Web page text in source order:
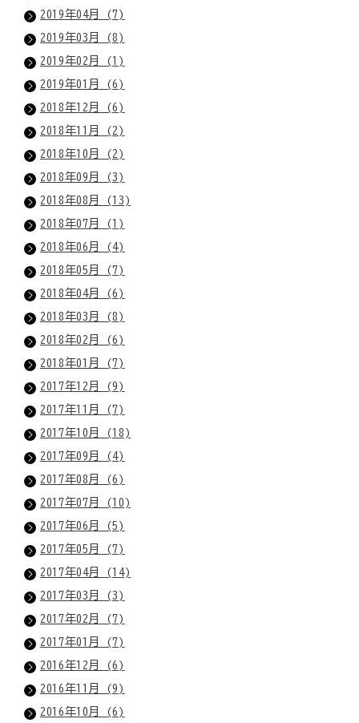
2019年04月 (7)
2019年03月 (8)
2019年02月 (1)
2019年01月 (6)
2018年12月 (6)
2018年11月 (2)
2018年10月 (2)
2018年09月 (3)
2018年08月 (13)
2018年07月 (1)
2018年06月 (4)
2018年05月 (7)
2018年04月 (6)
2018年03月 (8)
2018年02月 (6)
2018年01月 (7)
2017年12月 (9)
2017年11月 (7)
2017年10月 (18)
2017年09月 (4)
2017年08月 (6)
2017年07月 (10)
2017年06月 (5)
2017年05月 (7)
2017年04月 (14)
2017年03月 (3)
2017年02月 (7)
2017年01月 (7)
2016年12月 (6)
2016年11月 (9)
2016年10月 (6)